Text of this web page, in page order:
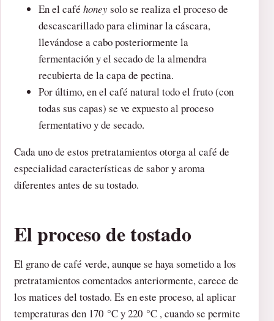
En el café honeysolo se realiza el proceso de
descascarillado para eliminar la cáscara,
llevándose a cabo posteriormente la
fermentación y el secado de la almendra
recubierta de la capa de pectina.
Por último, en el café natural todo el fruto (con
todas sus capas) se ve expuesto al proceso
fermentativo y de secado.
Cada uno de estos pretratamientos otorga al café de
especialidad características de sabor y aroma
diferentes antes de su tostado.
El proceso de tostado
El grano de café verde, aunque se haya sometido a los
pretratamientos comentados anteriormente, carece de
los matices del tostado. Es en este proceso, al aplicar
temperaturas den 170 °C y 220 °C , cuando se permite